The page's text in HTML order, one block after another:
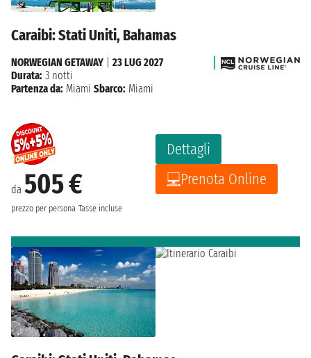
Caraibi: Stati Uniti, Bahamas
da 505 €
prezzo per persona Tasse incluse
Dettagli
Prenota Online
NORWEGIAN GETAWAY
23 LUG 2027
Durata: 3 notti
Partenza da: Miami Sbarco: Miami